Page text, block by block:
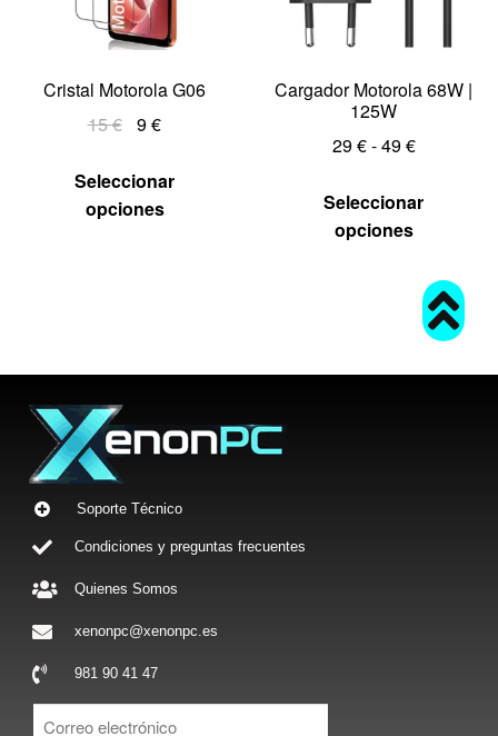
Cristal Motorola G06
15€ 9€
Seleccionar
opciones
Cargador Motorola 68W |
125W
29€-49€
Seleccionar
opciones
Soporte Técnico
Condiciones y preguntas frecuentes
Quienes Somos
xenonpc@xenonpc.es
981 90 41 47